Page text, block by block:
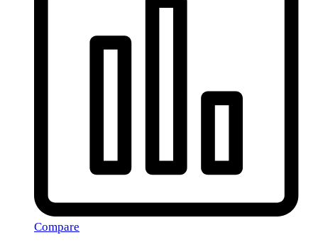
Compare